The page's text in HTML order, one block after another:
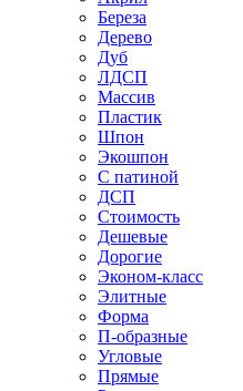
Береза
Дерево
Дуб
ЛДСП
Массив
Пластик
Шпон
Экошпон
С патиной
ДСП
Стоимость
Дешевые
Дорогие
Эконом-класс
Элитные
Форма
П-образные
Угловые
Прямые